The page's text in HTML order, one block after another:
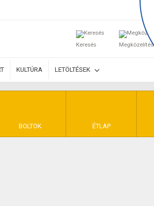
Keresés Megközelítés
KULTÚRA LETÖLTÉSEK
BOLTOK ÉTLAP